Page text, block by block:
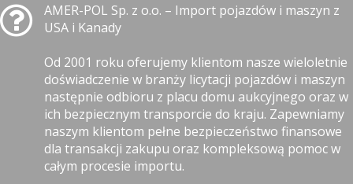
AMER-POL Sp. z o.o. – Import pojazdów i maszyn z
USA i Kanady
Od 2001 roku oferujemy klientom nasze wieloletnie
doświadczenie w branży licytacji pojazdów i maszyn
następnie odbioru z placu domu aukcyjnego oraz w
ich bezpiecznym transporcie do kraju. Zapewniamy
naszym klientom pełne bezpieczeństwo finansowe
dla transakcji zakupu oraz kompleksową pomoc w
całym procesie importu.